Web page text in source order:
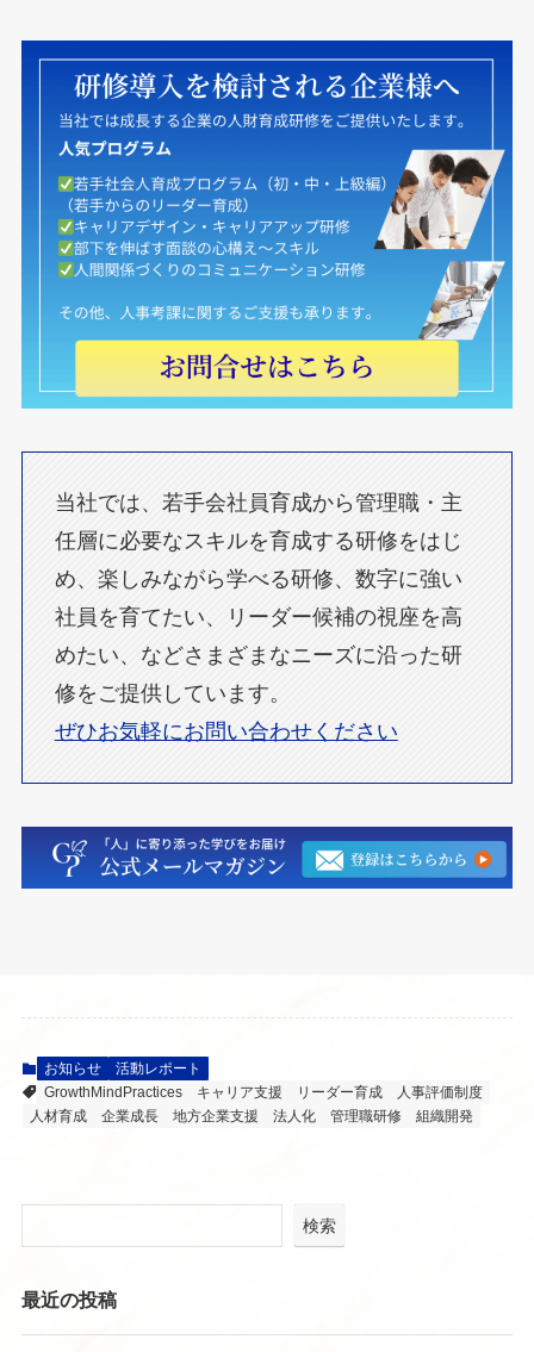
当社では、若手会社員育成から管理職・主
任層に必要なスキルを育成する研修をはじ
め、楽しみながら学べる研修、数字に強い
社員を育てたい、リーダー候補の視座を高
めたい、などさまざまなニーズに沿った研
修をご提供しています。
ぜひお気軽にお問い合わせください
お知らせ
活動レポート
GrowthMindPractices
キャリア支援 リーダー育成
人事評価制度
人材育成
企業成長 地方企業支援 法人化 管理職研修 組織開発
検索
最近の投稿